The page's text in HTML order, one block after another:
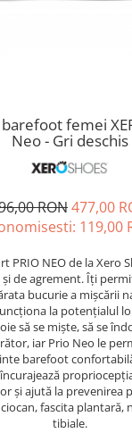
femei
Neo - Gri deschis
RON477,00
119,00
PRIO NEO de la Xero
de agrement. Îți
bucurie a mișcării
la potențialul
să se miște, să se
iar Prio Neo le
barefoot
și ajută la prevenirea
fascita plantară,
tibiale.